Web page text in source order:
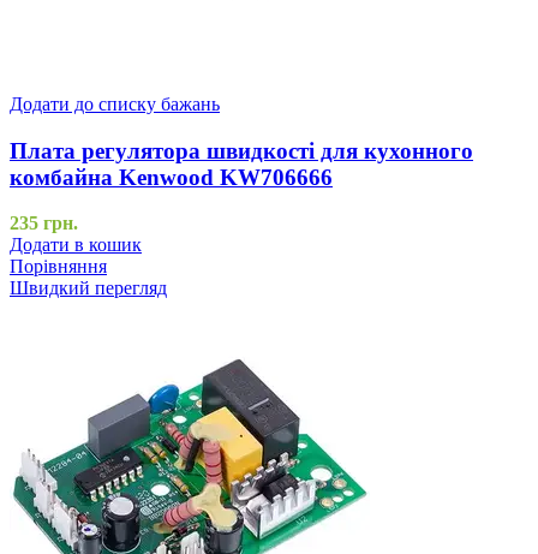
Додати до списку бажань
Плата регулятора швидкості для кухонного
комбайна Kenwood KW706666
235 грн.
Додати в кошик
Порівняння
Швидкий перегляд